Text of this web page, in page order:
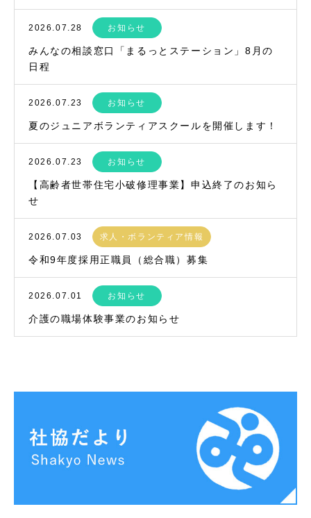
2026.07.28 お知らせ
みんなの相談窓口「まるっとステーション」8月の
日程
2026.07.23 お知らせ
夏のジュニアボランティアスクールを開催します！
2026.07.23 お知らせ
【高齢者世帯住宅小破修理事業】申込終了のお知ら
せ
2026.07.03 求人・ボランティア情報
令和9年度採用正職員（総合職）募集
2026.07.01 お知らせ
介護の職場体験事業のお知らせ